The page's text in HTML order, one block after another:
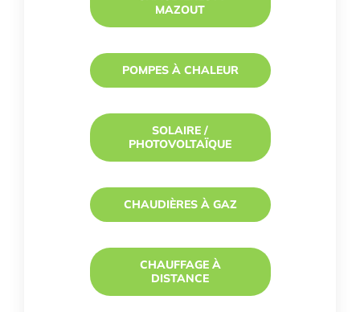
MAZOUT
POMPES À CHALEUR
SOLAIRE /
PHOTOVOLTAÏQUE
CHAUDIÈRES À GAZ
CHAUFFAGE À
DISTANCE